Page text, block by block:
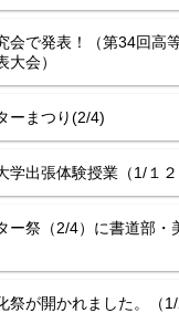
会で発表！（第34回
大会）
ーまつり(2/4)
学出張体験授業（1/１２
ー祭（2/4）に書道部・
祭が開かれました。（1/